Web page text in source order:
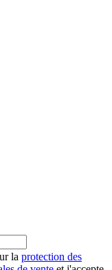
la protection des